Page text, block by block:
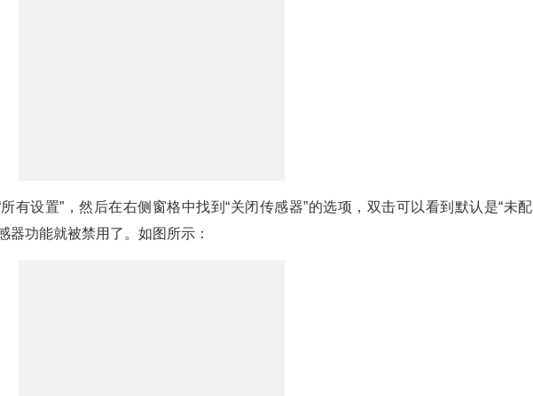
所有设置”，然后在右侧窗格中找到“关闭传感器”的选项，双击可以看到默认是“未配
器功能就被禁用了。如图所示：